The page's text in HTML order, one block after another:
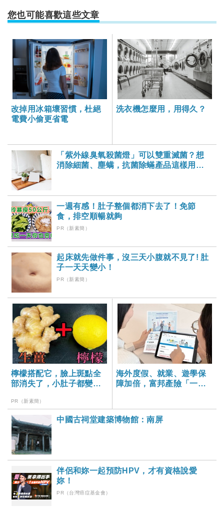
您也可能喜歡這些文章
改掉用冰箱壞習慣，杜絕
電費小偷更省電
洗衣機怎麼用，用得久？
「紫外線臭氧殺菌燈」可以雙重滅菌？想
消除細菌、塵螨，抗菌除蟎產品這樣用才
一週有感！肚子整個都消下去了！免節
食，排空順暢就夠
PR（新素簡）
起床就先做件事，沒三天小腹就不見了! 肚
子一天天變小！
PR（新素簡）
檸檬搭配它，臉上斑點全
部消失了，小肚子都變平
PR（新素簡）
海外度假、就業、遊學保
障加倍，富邦產險「一期
中國古祠堂建築博物館：南屏
伴侶和妳一起預防HPV，才有資格說愛
妳！
PR（台灣癌症基金會）